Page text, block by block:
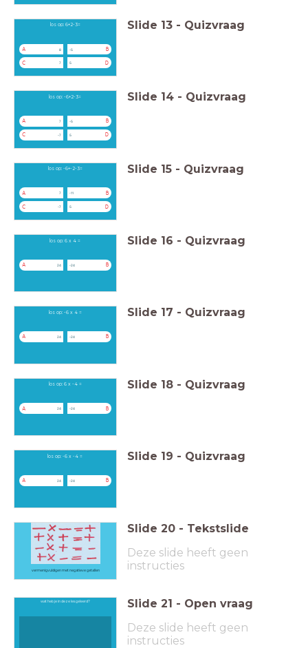
los op: 6+2-3=
A 8 B
-5
C 7 D
5
Slide 13 - Quizvraag
los op: -6+2-3=
A 7 B
-5
C -7 D
5
Slide 14 - Quizvraag
los op: -6+-2-3=
A 7 B
-11
C -7 D
5
Slide 15 - Quizvraag
los op: 6 x 4 =
A 24 B
-24
Slide 16 - Quizvraag
los op: -6 x 4 =
A 24 B
-24
Slide 17 - Quizvraag
los op: 6 x -4 =
A 24 B
-24
Slide 18 - Quizvraag
los op: -6 x -4 =
A 24 B
-24
Slide 19 - Quizvraag
vermenigvuldigen met negatieve getallen
Slide 20 - Tekstslide
Deze slide heeft geen
instructies
wat heb je in deze les geleerd? Slide 21 - Open vraag
Deze slide heeft geen
instructies